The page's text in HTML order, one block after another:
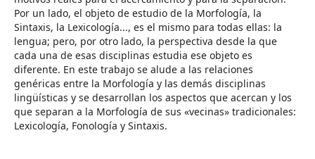
Por un lado, el objeto de estudio de la Morfología, la
Sintaxis, la Lexicología..., es el mismo para todas ellas: la
lengua; pero, por otro lado, la perspectiva desde la que
cada una de esas disciplinas estudia ese objeto es
diferente. En este trabajo se alude a las relaciones
genéricas entre la Morfología y las demás disciplinas
lingüísticas y se desarrollan los aspectos que acercan y los
que separan a la Morfología de sus «vecinas» tradicionales:
Lexicología, Fonología y Sintaxis.